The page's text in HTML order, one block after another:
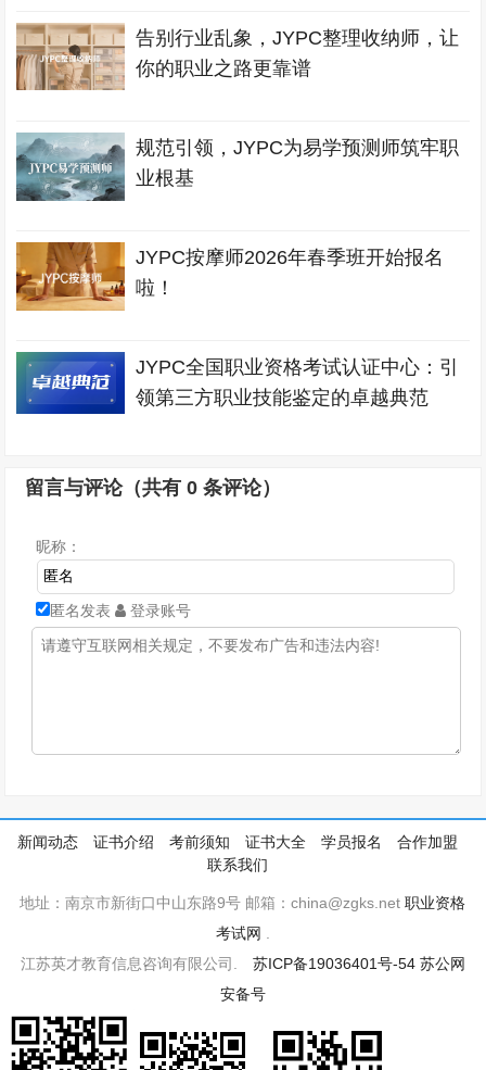
告别行业乱象，JYPC整理收纳师，让
你的职业之路更靠谱
规范引领，JYPC为易学预测师筑牢职
业根基
JYPC按摩师2026年春季班开始报名
啦！
JYPC全国职业资格考试认证中心：引
领第三方职业技能鉴定的卓越典范
留言与评论（共有0 条评论）
昵称：
匿名发表 登录账号
新闻动态 证书介绍 考前须知 证书大全 学员报名
合作加盟
联系我们
地址：南京市新街口中山东路9号 邮箱：china@zgks.net职业资格
考试网 .
江苏英才教育信息咨询有限公司. 苏ICP备19036401号-54 苏公网
安备号